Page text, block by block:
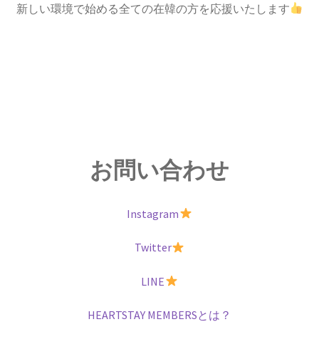
新しい環境で始める全ての在韓の方を応援いたします
お問い合わせ
Instagram
Twitter
LINE
HEARTSTAY MEMBERSとは？